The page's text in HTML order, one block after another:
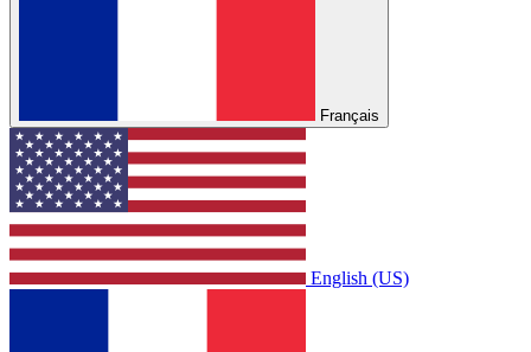
Français
English (US)